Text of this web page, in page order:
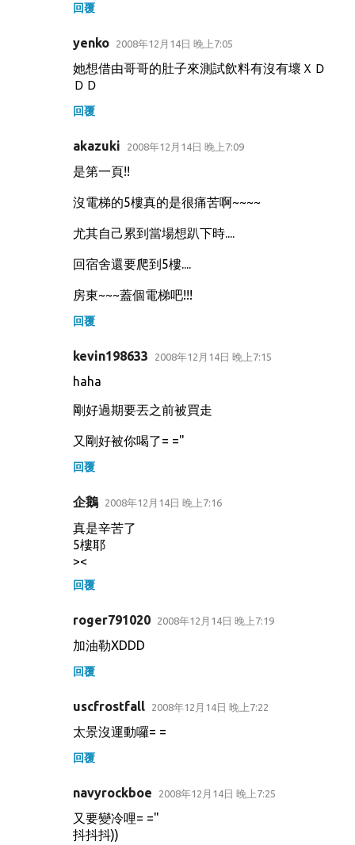
回覆
yenko 2008年12月14日 晚上7:05
她想借由哥哥的肚子來測試飲料有沒有壞ＸＤ
ＤＤ
回覆
akazuki 2008年12月14日 晚上7:09
是第一頁!!
沒電梯的5樓真的是很痛苦啊~~~~
尤其自己累到當場想趴下時....
回宿舍還要爬到5樓....
房東~~~蓋個電梯吧!!!
回覆
kevin198633 2008年12月14日 晚上7:15
haha
剛好過期要丟之前被買走
又剛好被你喝了= ="
回覆
企鵝 2008年12月14日 晚上7:16
真是辛苦了
5樓耶
><
回覆
roger791020 2008年12月14日 晚上7:19
加油勒XDDD
回覆
uscfrostfall 2008年12月14日 晚上7:22
太景沒運動囉= =
回覆
navyrockboe 2008年12月14日 晚上7:25
又要變冷哩= ="
抖抖抖))